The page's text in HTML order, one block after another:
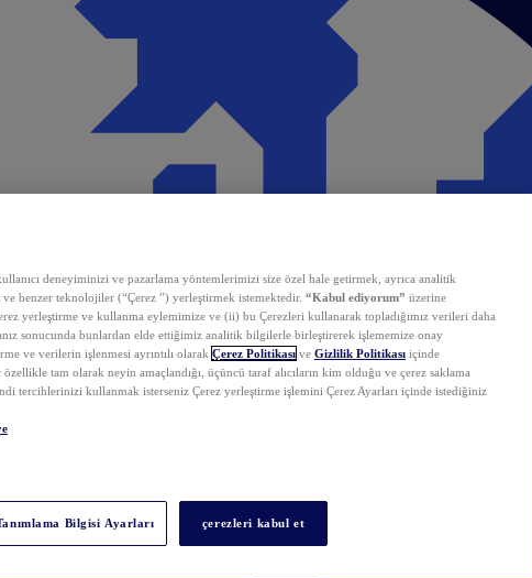
deneyiminizi ve pazarlama yöntemlerimizi size özel hale getirmek, ayrıca analitik
ve benzer teknolojiler (“Çerez ”) yerleştirmek istemektedir. “Kabul ediyorum” üzerine
yerleştirme ve kullanma eylemimize ve (ii) bu Çerezleri kullanarak topladığımız verileri daha
sonucunda bunlardan elde ettiğimiz analitik bilgilerle birleştirerek işlememize onay
ve verilerin işlenmesi ayrıntılı olarak Çerez Politikası ve Gizlilik Politikası içinde
özellikle tam olarak neyin amaçlandığı, üçüncü taraf alıcıların kim olduğu ve çerez saklama
tercihlerinizi kullanmak isterseniz Çerez yerleştirme işlemini Çerez Ayarları içinde istediğiniz
Bilgisi Ayarları çerezleri kabul et